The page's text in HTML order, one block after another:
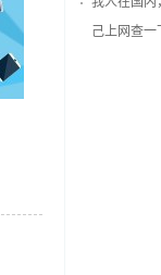
己上网查一